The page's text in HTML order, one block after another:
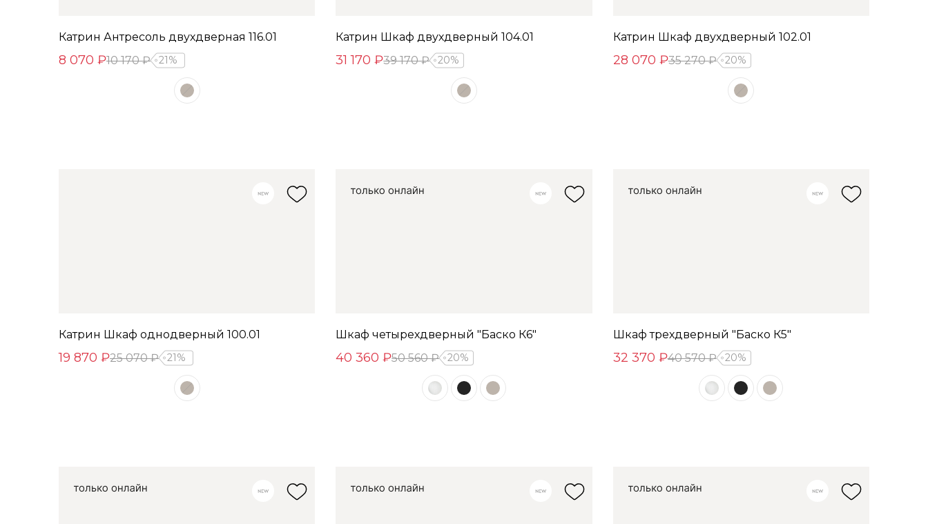
Катрин Антресоль двухдверная 116.01
8 070 ₽10 170 ₽ 21%
Катрин Шкаф двухдверный 104.01
31 170 ₽39 170 ₽ 20%
Катрин Шкаф двухдверный 102.01
28 070 ₽35 270 ₽ 20%
Катрин Шкаф однодверный 100.01
19 870 ₽25 070 ₽ 21%
Шкаф четырехдверный "Баско К6"
40 360 ₽50 560 ₽ 20%
Шкаф трехдверный "Баско К5"
32 370 ₽40 570 ₽ 20%